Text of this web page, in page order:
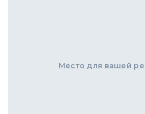
Место для вашей